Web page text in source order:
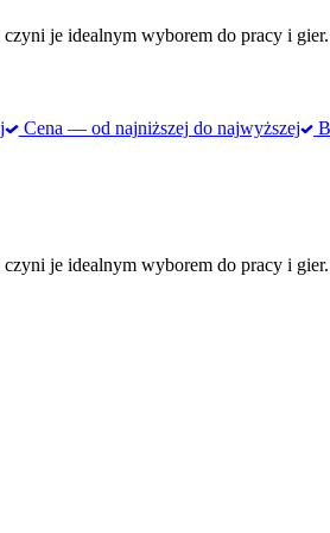
je idealnym wyborem do pracy i gier.
Cena — od najniższej do najwyższej
je idealnym wyborem do pracy i gier.